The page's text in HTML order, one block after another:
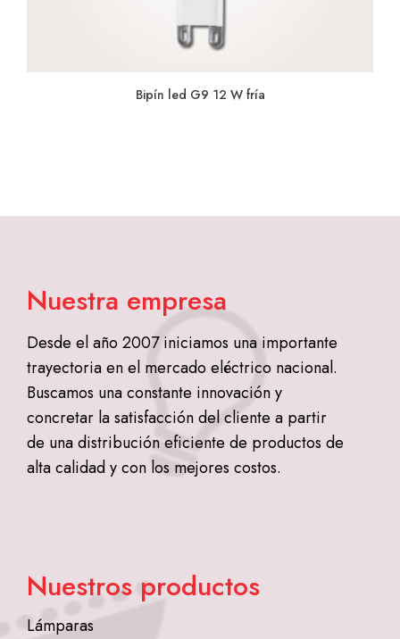
Bipín led G9 12 W fría
Nuestra empresa
Desde el año 2007 iniciamos una importante
trayectoria en el mercado eléctrico nacional.
Buscamos una constante innovación y
concretar la satisfacción del cliente a partir
de una distribución eficiente de productos de
alta calidad y con los mejores costos.
Nuestros productos
Lámparas